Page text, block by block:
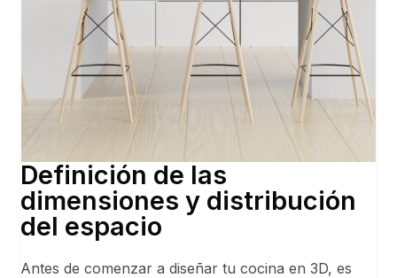
Definición de las
dimensiones y distribución
del espacio
Antes de comenzar a diseñar tu cocina en 3D, es